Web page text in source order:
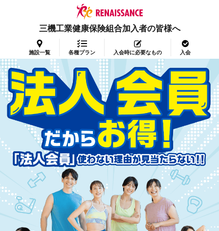
三機工業健康保険組合加入者の皆様へ
施設一覧 各種プラン 入会時に必要なもの 入会